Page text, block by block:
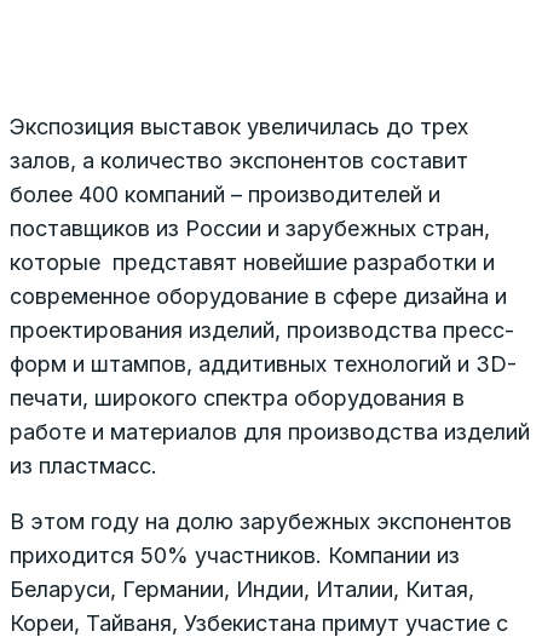
Экспозиция выставок увеличилась до трех
залов, а количество экспонентов составит
более 400 компаний – производителей и
поставщиков из России и зарубежных стран,
которые представят новейшие разработки и
современное оборудование в сфере дизайна и
проектирования изделий, производства пресс-
форм и штампов, аддитивных технологий и 3D-
печати, широкого спектра оборудования в
работе и материалов для производства изделий
из пластмасс.
В этом году на долю зарубежных экспонентов
приходится 50% участников. Компании из
Беларуси, Германии, Индии, Италии, Китая,
Кореи, Тайваня, Узбекистана примут участие с